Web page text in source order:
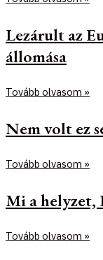
Lezárult az
állomása
Tovább olvasom »
Nem volt ez
Tovább olvasom »
Mi a helyzet,
Tovább olvasom »